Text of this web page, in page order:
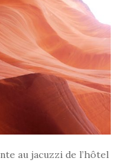
au jacuzzi de l’hôtel